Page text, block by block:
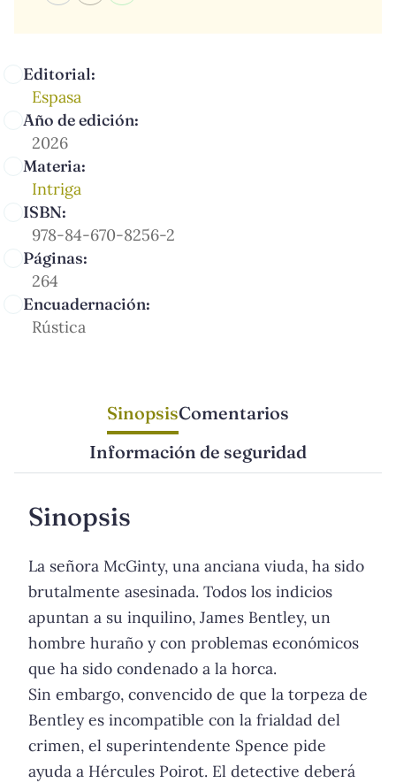
Editorial:
Espasa
Año de edición:
2026
Materia:
Intriga
ISBN:
978-84-670-8256-2
Páginas:
264
Encuadernación:
Rústica
SinopsisComentarios
Información de seguridad
Sinopsis
La señora McGinty, una anciana viuda, ha sido
brutalmente asesinada. Todos los indicios
apuntan a su inquilino, James Bentley, un
hombre huraño y con problemas económicos
que ha sido condenado a la horca.
Sin embargo, convencido de que la torpeza de
Bentley es incompatible con la frialdad del
crimen, el superintendente Spence pide
ayuda a Hércules Poirot. El detective deberá